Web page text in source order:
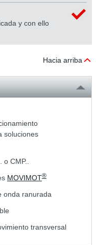
y con ello
Hacia arriba
soluciones
o CMP..
MOVIMOT®
onda ranurada
transversal